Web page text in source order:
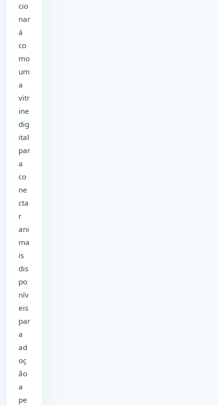
cio
nar
á
co
mo
um
a
vitr
ine
dig
ital
par
a
co
ne
cta
r
ani
ma
is
dis
po
nív
eis
par
a
ad
oç
ão
a
pe